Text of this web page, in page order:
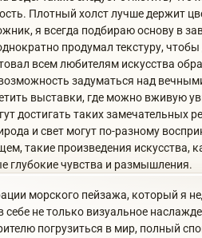
Плотный холст лучше держит
я всегда подбираю основу в
продумал текстуру,
всем любителям искусства
задуматься над
выставки, где можно вживую
достигать таких замечательных
и свет могут по-разному
такие произведения искусства,
глубокие чувства и размышления.
морского пейзажа, который я
себе не только визуальное
погрузиться в мир, полный